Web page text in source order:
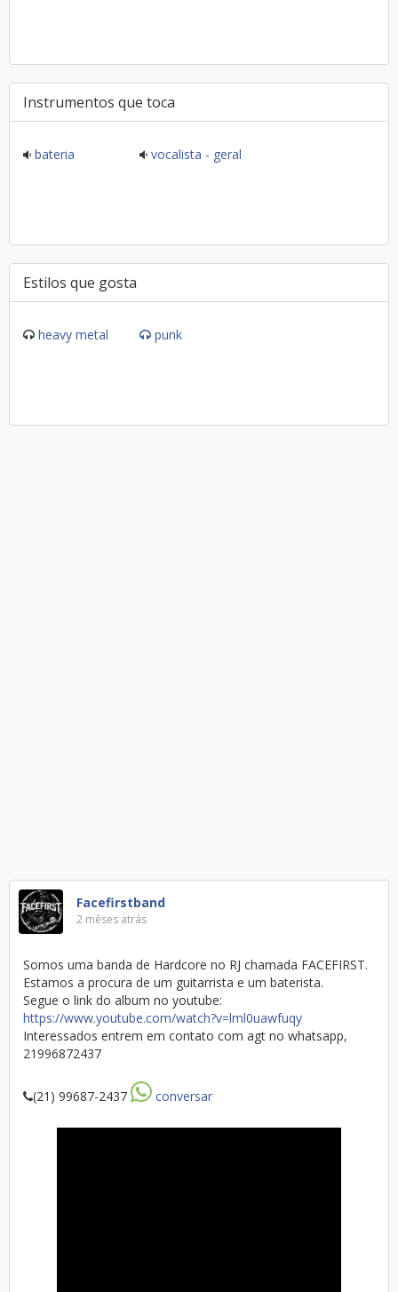
Instrumentos que toca
bateria vocalista - geral
Estilos que gosta
heavy metal punk
Facefirstband
2 mêses atrás
Somos uma banda de Hardcore no RJ chamada FACEFIRST.
Estamos a procura de um guitarrista e um baterista.
Segue o link do album no youtube:
https://www.youtube.com/watch?v=lml0uawfuqy
Interessados entrem em contato com agt no whatsapp,
21996872437
(21) 99687-2437 conversar